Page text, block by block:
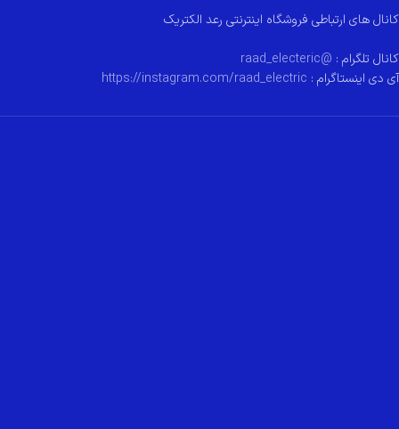
کانال های ارتباطی فروشگاه اینترنتی رعد الکتریک
کانال تلگرام : @raad_electeric
آی دی اینستاگرام : https://instagram.com/raad_electric